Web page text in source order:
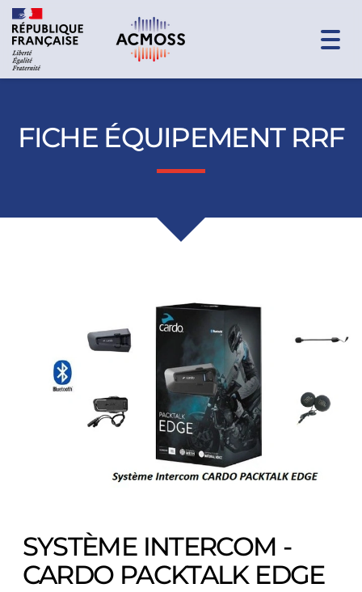
FICHE ÉQUIPEMENT RRF
SYSTÈME INTERCOM -
CARDO PACKTALK EDGE